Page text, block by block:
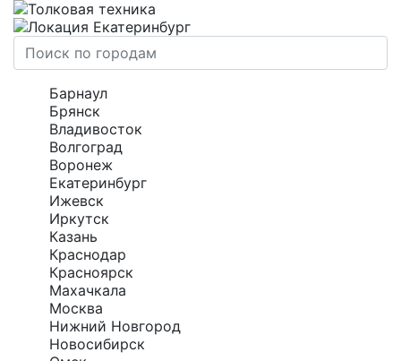
Екатеринбург
Барнаул
Брянск
Владивосток
Волгоград
Воронеж
Екатеринбург
Ижевск
Иркутск
Казань
Краснодар
Красноярск
Махачкала
Москва
Нижний Новгород
Новосибирск